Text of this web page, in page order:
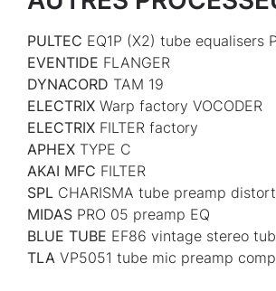
PULTEC EQ1P (X2) tube equalisers
EVENTIDE FLANGER
DYNACORD TAM 19
ELECTRIX Warp factory VOCODER
ELECTRIX FILTER factory
APHEX TYPE C
AKAI MFC FILTER
SPL CHARISMA tube preamp
MIDAS PRO 05 preamp EQ
BLUE TUBE EF86 vintage stereo
TLA VP5051 tube mic preamp